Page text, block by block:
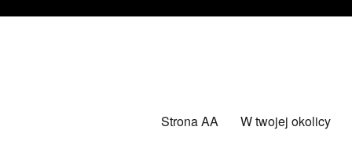
Strona AA W twojej okolicy